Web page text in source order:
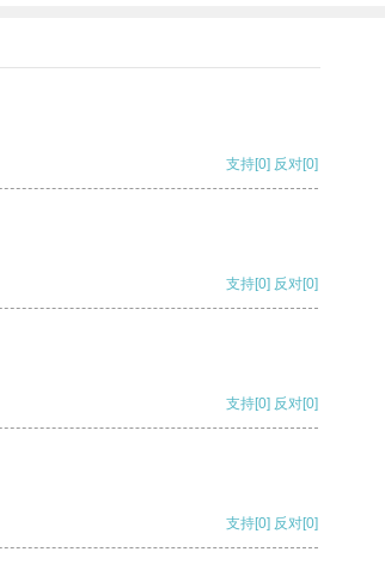
支持[0] 反对[0]
支持[0] 反对[0]
支持[0] 反对[0]
支持[0] 反对[0]